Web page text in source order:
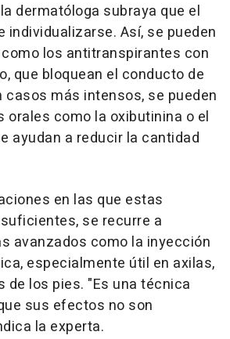
dermatóloga subraya que el
individualizarse. Así, se pueden
los antitranspirantes con
que bloquean el conducto de
casos más intensos, se pueden
como la oxibutinina o el
ayudan a reducir la cantidad
en las que estas
se recurre a
avanzados como la inyección
especialmente útil en axilas,
de los pies. "Es una técnica
sus efectos no son
la experta.